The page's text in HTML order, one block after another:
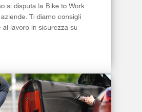
si disputa la Bike to Work
Ti diamo consigli
lavoro in sicurezza su